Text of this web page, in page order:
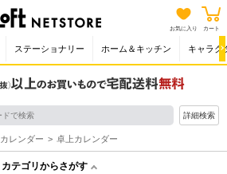
お気に入り カート
ステーショナリー ホーム＆キッチン キャラク
詳細検索
カレンダー 卓上カレンダー
カテゴリからさがす